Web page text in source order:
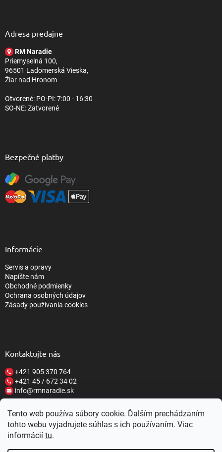
Tento web používa súbory cookie. Ďalším prechádzaním
tohto webu vyjadrujete súhlas s ich používaním. Viac
informácií tu.
Adresa predajne
RM Naradie
Priemyselná 100,
96501 Ladomerská Vieska,
Žiar nad Hronom
Otvorené: PO-PI: 7:00 - 16:30
SO-NE: Zatvorené
Bezpečné platby
Informácie
Servis a opravy
Napíšte nám
Obchodné podmienky
Ochrana osobných údajov
Zásady používania cookies
Kontaktujte nás
+421 905 370 764
+421 45 / 672 34 02
info@rmnaradie.sk